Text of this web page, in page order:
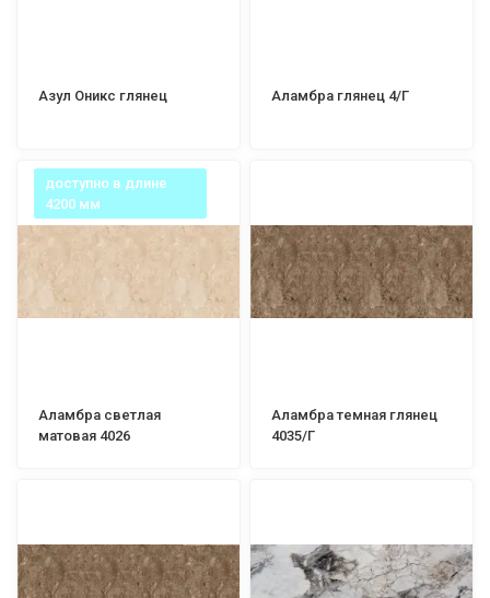
Азул Оникс глянец Аламбра глянец 4/Г
доступно в длине
4200 мм
Аламбра светлая
матовая 4026
Аламбра темная глянец
4035/Г